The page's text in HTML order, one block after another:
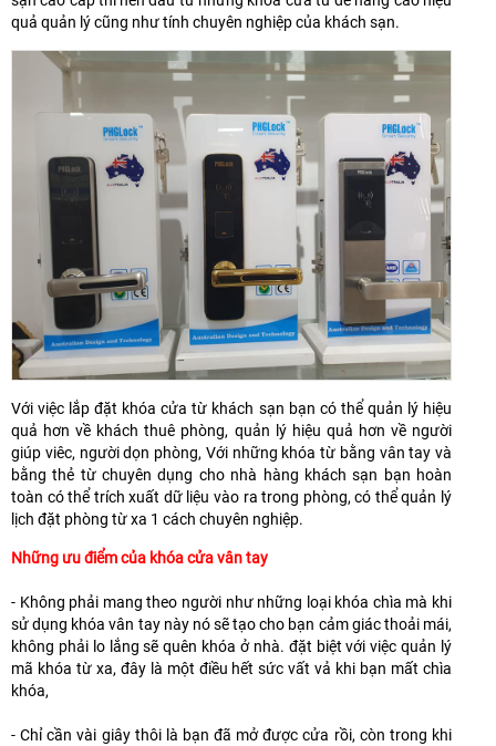
quả quản lý cũng như tính chuyên nghiệp của khách sạn.
Với việc lắp đặt khóa cửa từ khách sạn bạn có thể quản lý hiệu
quả hơn về khách thuê phòng, quản lý hiệu quả hơn về người
giúp viêc, người dọn phòng, Với những khóa từ bằng vân tay và
bằng thẻ từ chuyên dụng cho nhà hàng khách sạn bạn hoàn
toàn có thể trích xuất dữ liệu vào ra trong phòng, có thể quản lý
lịch đặt phòng từ xa 1 cách chuyên nghiệp.
Những ưu điểm của khóa cửa vân tay
- Không phải mang theo người như những loại khóa chìa mà khi
sử dụng khóa vân tay này nó sẽ tạo cho bạn cảm giác thoải mái,
không phải lo lắng sẽ quên khóa ở nhà. đặt biệt với việc quản lý
mã khóa từ xa, đây là một điều hết sức vất vả khi bạn mất chìa
khóa,
- Chỉ cần vài giây thôi là bạn đã mở được cửa rồi, còn trong khi